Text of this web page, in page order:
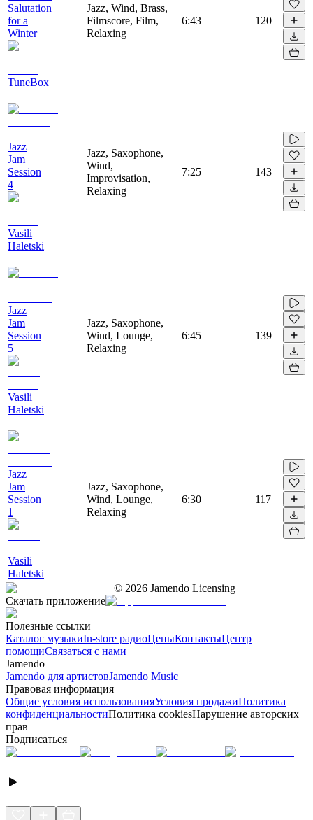
Salutation
for a
Winter
TuneBox
Jazz, Wind, Brass,
Filmscore, Film,
Relaxing
6:43 120
Jazz
Jam
Session
4
Vasili
Haletski
Jazz, Saxophone,
Wind,
Improvisation,
Relaxing
7:25 143
Jazz
Jam
Session
5
Vasili
Haletski
Jazz, Saxophone,
Wind, Lounge,
Relaxing
6:45 139
Jazz
Jam
Session
1
Vasili
Haletski
Jazz, Saxophone,
Wind, Lounge,
Relaxing
6:30 117
© 2026 Jamendo Licensing
Скачать приложение
Полезные ссылки
Каталог музыкиIn-store радиоЦеныКонтактыЦентр
помощиСвязаться с нами
Jamendo
Jamendo для артистовJamendo Music
Правовая информация
Общие условия использованияУсловия продажиПолитика
конфиденциальностиПолитика cookiesНарушение авторских
прав
Подписаться